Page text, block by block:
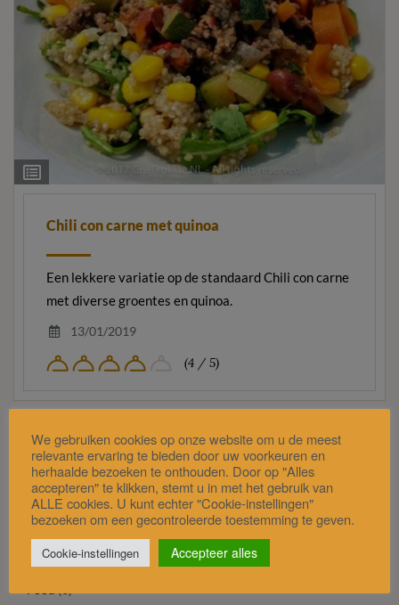
Ingrediëntenlijst
Chili con carne met quinoa
Een lekkere variatie op de standaard Chili con carne
met diverse groentes en quinoa.
13/01/2019
(4 / 5)
Foodblog rubrieken
Alles over…(8)
Bereidingswijzer(6)
Food(3)
We gebruiken cookies op onze website om u de meest
relevante ervaring te bieden door uw voorkeuren en
herhaalde bezoeken te onthouden. Door op "Alles
accepteren" te klikken, stemt u in met het gebruik van
ALLE cookies. U kunt echter "Cookie-instellingen"
bezoeken om een gecontroleerde toestemming te geven.
Cookie-instellingen Accepteer alles